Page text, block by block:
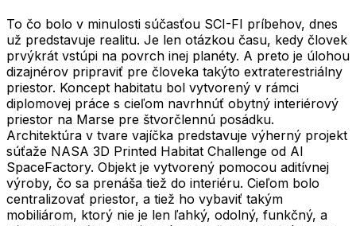
To čo bolo v minulosti súčasťou SCI-FI príbehov, dnes
už predstavuje realitu. Je len otázkou času, kedy človek
prvýkrát vstúpi na povrch inej planéty. A preto je úlohou
dizajnérov pripraviť pre človeka takýto extraterestriálny
priestor. Koncept habitatu bol vytvorený v rámci
diplomovej práce s cieľom navrhnúť obytný interiérový
priestor na Marse pre štvorčlennú posádku.
Architektúra v tvare vajíčka predstavuje výherný projekt
súťaže NASA 3D Printed Habitat Challenge od AI
SpaceFactory. Objekt je vytvorený pomocou aditívnej
výroby, čo sa prenáša tiež do interiéru. Cieľom bolo
centralizovať priestor, a tiež ho vybaviť takým
mobiliárom, ktorý nie je len ľahký, odolný, funkčný, a